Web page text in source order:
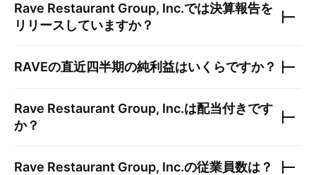
Rave Restaurant Group, Inc.では決算報告を
リリースしていますか？
RAVEの直近四半期の純利益はいくらですか？
Rave Restaurant Group, Inc.は配当付きです
か？
Rave Restaurant Group, Inc.の従業員数は？